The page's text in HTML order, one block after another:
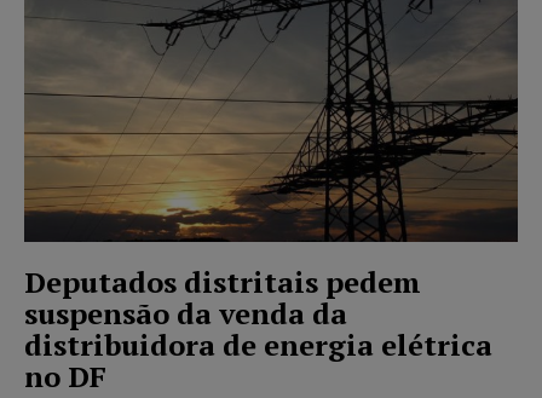
Deputados distritais pedem
suspensão da venda da
distribuidora de energia elétrica
no DF